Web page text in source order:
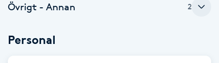
Bottenfärg
Brynformning
Övrigt - Annan 2
Personal